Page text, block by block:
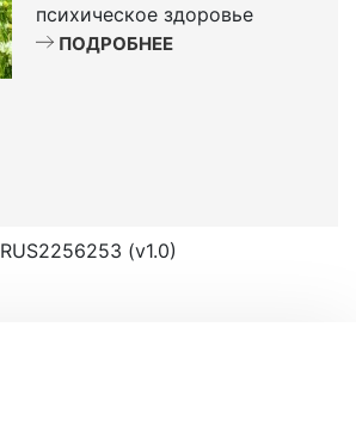
психическое здоровье
ПОДРОБНЕЕ
RUS2256253 (v1.0)